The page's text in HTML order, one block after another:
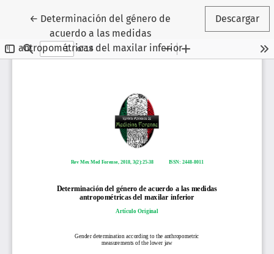
← Volver a los detalles del artículo
Determinación del género de
acuerdo a las medidas
antropométricas del maxilar inferior
Descargar